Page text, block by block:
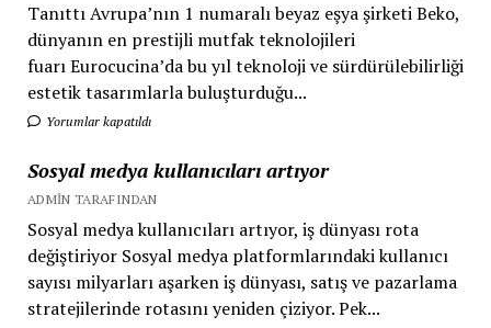
Tanıttı Avrupa’nın 1 numaralı beyaz eşya şirketi Beko,
dünyanın en prestijli mutfak teknolojileri
fuarı Eurocucina’da bu yıl teknoloji ve sürdürülebilirliği
estetik tasarımlarla buluşturduğu...
Yorumlar kapatıldı
Sosyal medya kullanıcıları artıyor
ADMIN TARAFINDAN
Sosyal medya kullanıcıları artıyor, iş dünyası rota
değiştiriyor Sosyal medya platformlarındaki kullanıcı
sayısı milyarları aşarken iş dünyası, satış ve pazarlama
stratejilerinde rotasını yeniden çiziyor. Pek...